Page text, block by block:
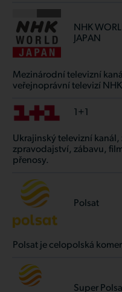
NHK
JAPAN
Mezinárodní televizní
veřejnoprávní televizí NHK
1+1
Ukrajinský televizní
zpravodajství, zábavu,
přenosy.
Polsat
Polsat je celopolská
Super